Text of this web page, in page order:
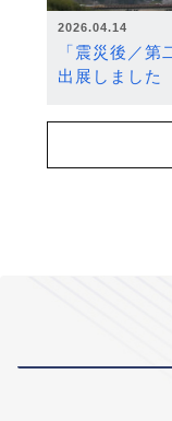
2026.04.14
「震災後／
出展しました